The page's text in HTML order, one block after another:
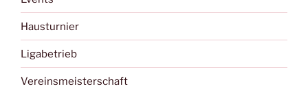
Hausturnier
Ligabetrieb
Vereinsmeisterschaft